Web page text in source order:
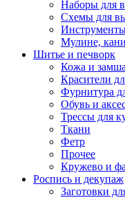
Наборы для
Схемы для
Мулине,
Шитье и печворк
Кожа и замша
Красители
Фурнитура
Обувь и
Трессы для
Ткани
Фетр
Прочее
Кружево и
Роспись и декупаж
Заготовки